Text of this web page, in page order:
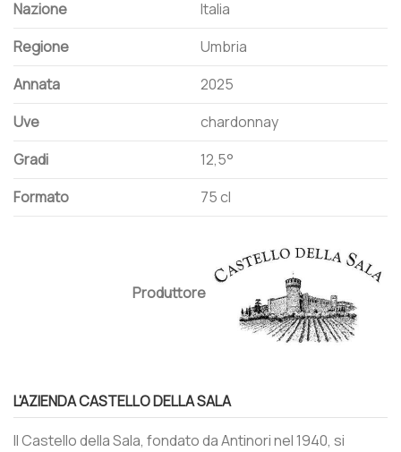
Nazione
Italia
Regione
Umbria
Annata
2025
Uve
chardonnay
Gradi
12,5°
Formato
75 cl
Produttore
L'AZIENDA CASTELLO DELLA SALA
Il Castello della Sala, fondato da Antinori nel 1940, si